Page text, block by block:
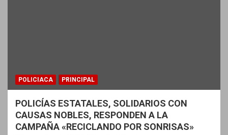
POLICIACA PRINCIPAL
POLICÍAS ESTATALES, SOLIDARIOS CON
CAUSAS NOBLES, RESPONDEN A LA
CAMPAÑA «RECICLANDO POR SONRISAS»